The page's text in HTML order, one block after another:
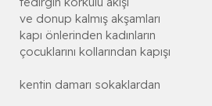
ve donup kalmış akşamları
kapı önlerinden kadınların
çocuklarını kollarından kapışı
kentin damarı sokaklardan